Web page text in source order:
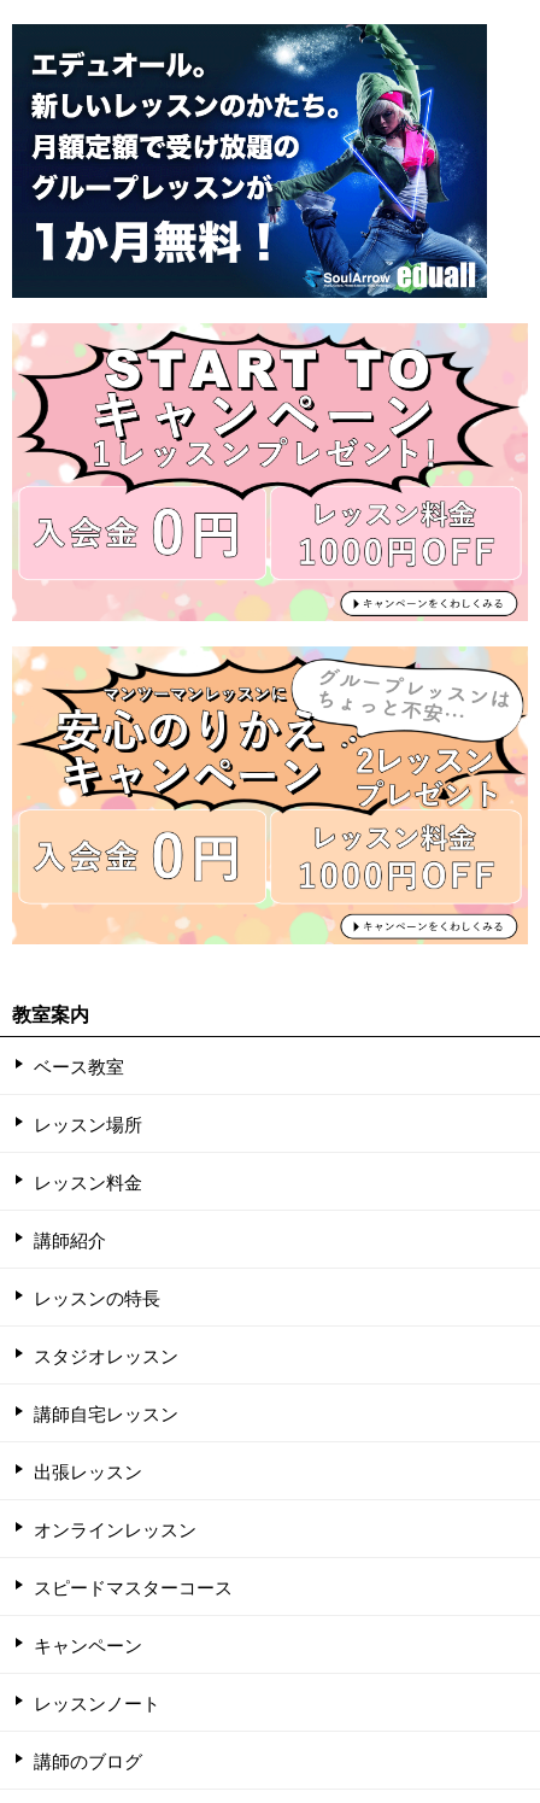
教室案内
ベース教室
レッスン場所
レッスン料金
講師紹介
レッスンの特長
スタジオレッスン
講師自宅レッスン
出張レッスン
オンラインレッスン
スピードマスターコース
キャンペーン
レッスンノート
講師のブログ